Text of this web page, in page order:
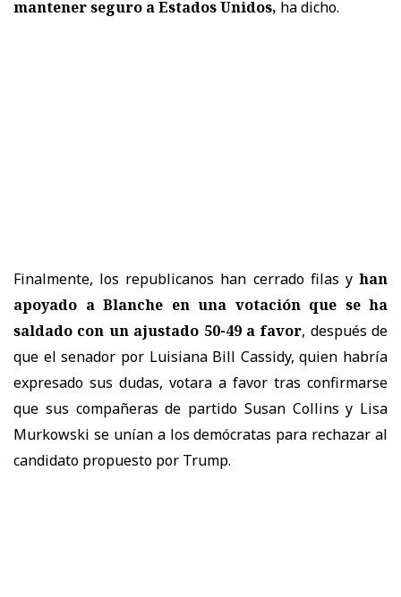
mantener seguro a Estados Unidos, ha dicho.
Finalmente, los republicanos han cerrado filas y han
apoyado a Blanche en una votación que se ha
saldado con un ajustado 50-49 a favor, después de
que el senador por Luisiana Bill Cassidy, quien habría
expresado sus dudas, votara a favor tras confirmarse
que sus compañeras de partido Susan Collins y Lisa
Murkowski se unían a los demócratas para rechazar al
candidato propuesto por Trump.